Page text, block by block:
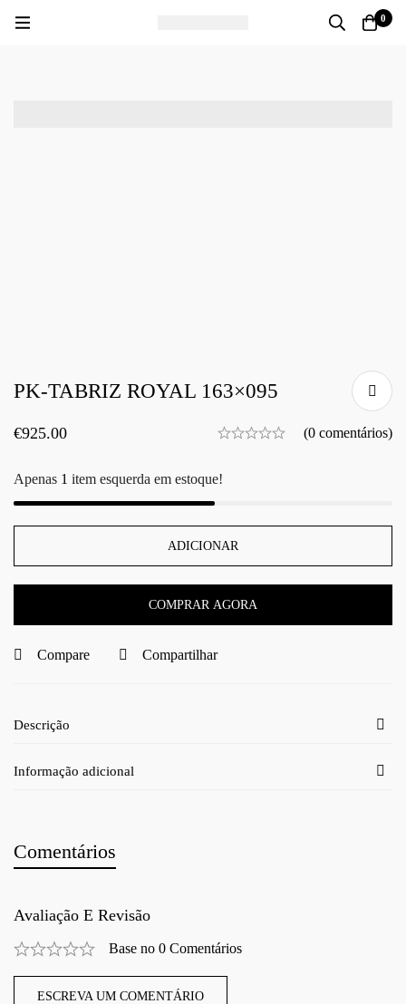
0
PK-TABRIZ ROYAL 163×095
€925.00 (0 comentários)
Apenas 1 item esquerda em estoque!
ADICIONAR
COMPRAR AGORA
Compare Compartilhar
Descrição
Informação adicional
Comentários
Avaliação E Revisão
Base no 0 Comentários
ESCREVA UM COMENTÁRIO